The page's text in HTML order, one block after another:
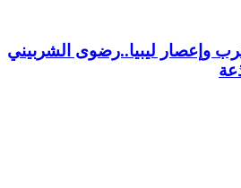
وإعصار ليبيا..رضوى الشربيني